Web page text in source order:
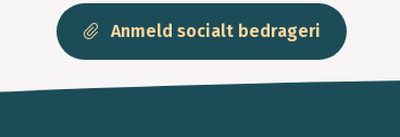
Anmeld socialt bedrageri